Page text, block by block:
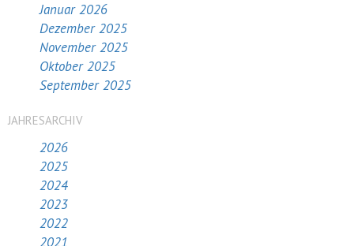
Januar 2026
Dezember 2025
November 2025
Oktober 2025
September 2025
JAHRESARCHIV
2026
2025
2024
2023
2022
2021